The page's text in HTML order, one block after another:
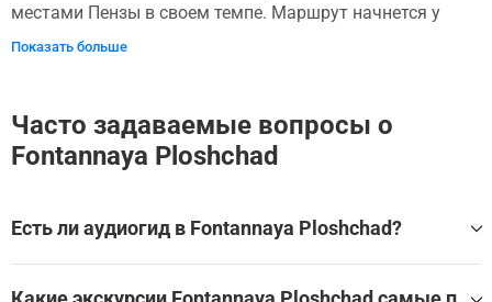
местами Пензы в своем темпе. Маршрут начнется у
памятника «Первопоселенцу», символа основания
величественный кафедральный собор, а после —
прогулка по местному «Арбату», где вы почувствуете
вызывает споры среди местных и гостей. Мы также
Показать больше
Часто задаваемые вопросы о
Fontannaya Ploshchad
Есть ли аудиогид в Fontannaya Ploshchad?
огид, который помогает самостоятельно изучить главн